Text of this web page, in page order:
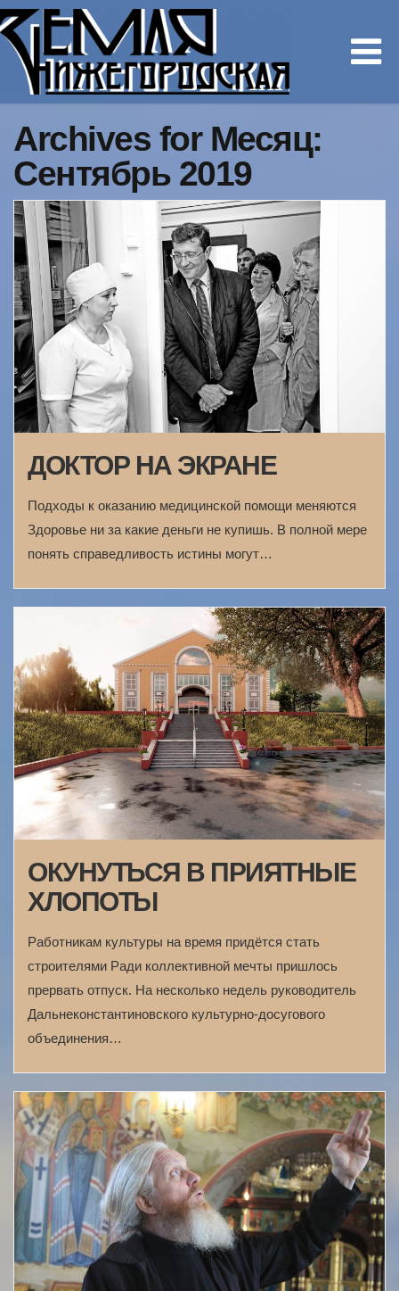
Archives for Месяц:
Сентябрь 2019
ДОКТОР НА ЭКРАНЕ
Подходы к оказанию медицинской помощи меняются
Здоровье ни за какие деньги не купишь. В полной мере
понять справедливость истины могут…
ОКУНУТЬСЯ В ПРИЯТНЫЕ
ХЛОПОТЫ
Работникам культуры на время придётся стать
строителями Ради коллективной мечты пришлось
прервать отпуск. На несколько недель руководитель
Дальнеконстантиновского культурно-досугового
объединения…